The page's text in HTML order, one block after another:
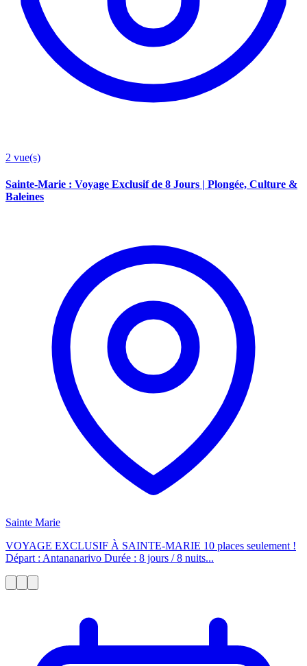
2 vue(s)
Sainte-Marie : Voyage Exclusif de 8 Jours | Plongée, Culture &
Baleines
Sainte Marie
VOYAGE EXCLUSIF À SAINTE-MARIE 10 places seulement !
Départ : Antananarivo Durée : 8 jours / 8 nuits...